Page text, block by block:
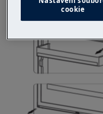
cookie